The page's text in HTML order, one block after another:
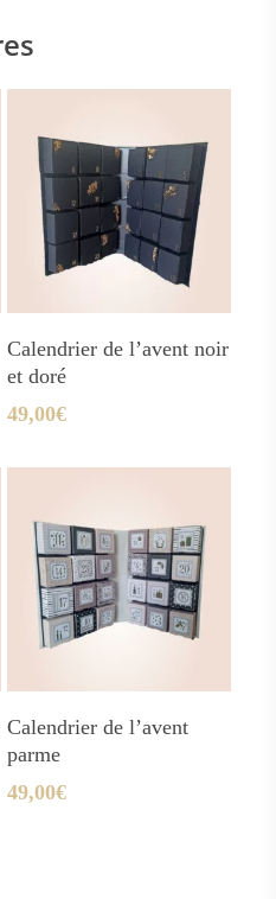
Ajouter Au Panier
Calendrier de l’avent noir
et doré
49,00€
Ajouter Au Panier
Calendrier de l’avent
parme
49,00€